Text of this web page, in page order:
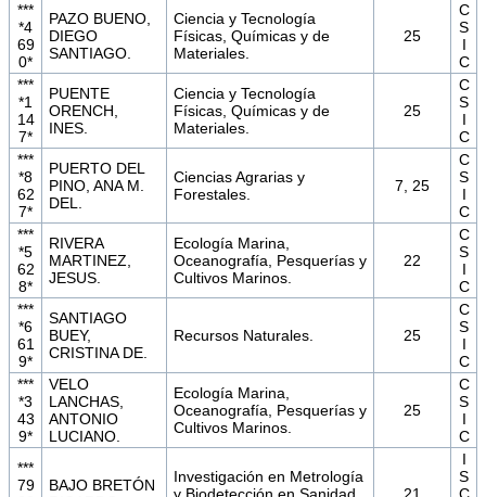
***
*4
69
0*
PAZO BUENO,
DIEGO
SANTIAGO.
Ciencia y Tecnología
Físicas, Químicas y de
Materiales.
25
C
S
I
C
***
*1
14
7*
PUENTE
ORENCH,
INES.
Ciencia y Tecnología
Físicas, Químicas y de
Materiales.
25
C
S
I
C
***
*8
62
7*
PUERTO DEL
PINO, ANA M.
DEL.
Ciencias Agrarias y
Forestales.
7, 25
C
S
I
C
***
*5
62
8*
RIVERA
MARTINEZ,
JESUS.
Ecología Marina,
Oceanografía, Pesquerías y
Cultivos Marinos.
22
C
S
I
C
***
*6
61
9*
SANTIAGO
BUEY,
CRISTINA DE.
Recursos Naturales. 25
C
S
I
C
***
*3
43
9*
VELO
LANCHAS,
ANTONIO
LUCIANO.
Ecología Marina,
Oceanografía, Pesquerías y
Cultivos Marinos.
25
C
S
I
C
***
79
BAJO BRETÓN
Investigación en Metrología
I
S